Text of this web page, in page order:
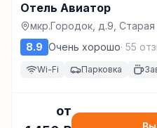
Отель Авиатор
мкр.Городок, д.9, Старая
8.9 Очень хорошо· 55
Wi-Fi Парковка
от